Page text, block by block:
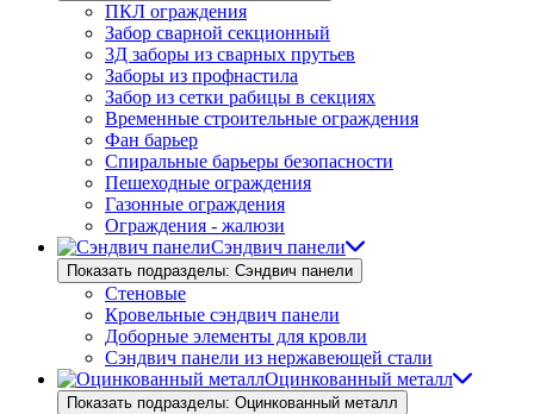
ПКЛ ограждения
Забор сварной секционный
3Д заборы из сварных прутьев
Заборы из профнастила
Забор из сетки рабицы в секциях
Временные строительные ограждения
Фан барьер
Спиральные барьеры безопасности
Пешеходные ограждения
Газонные ограждения
Ограждения - жалюзи
Сэндвич панели
Показать подразделы: Сэндвич панели
Стеновые
Кровельные сэндвич панели
Доборные элементы для кровли
Сэндвич панели из нержавеющей стали
Оцинкованный металл
Показать подразделы: Оцинкованный металл